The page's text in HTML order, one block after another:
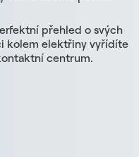
přehled o svých
kolem elektřiny vyřídíte
centrum.